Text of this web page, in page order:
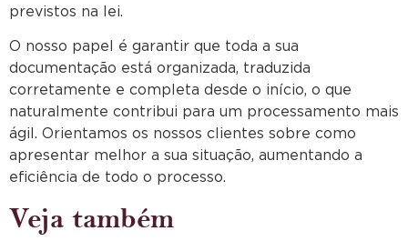
previstos na lei.
O nosso papel é garantir que toda a sua
documentação está organizada, traduzida
corretamente e completa desde o início, o que
naturalmente contribui para um processamento mais
ágil. Orientamos os nossos clientes sobre como
apresentar melhor a sua situação, aumentando a
eficiência de todo o processo.
Veja também